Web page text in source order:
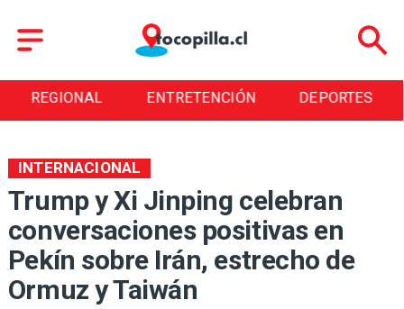
REGIONAL ENTRETENCIÓN DEPORTES
Trump y Xi Jinping celebran
conversaciones positivas en
Pekín sobre Irán, estrecho de
Ormuz y Taiwán
INTERNACIONAL